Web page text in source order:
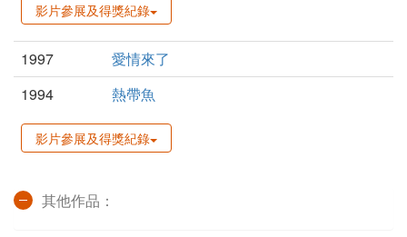
影片參展及得獎紀錄
1997
愛情來了
1994
熱帶魚
影片參展及得獎紀錄
其他作品：